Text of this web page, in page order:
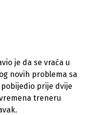
je da se vraća u
novih problema sa
prije dvije
treneru